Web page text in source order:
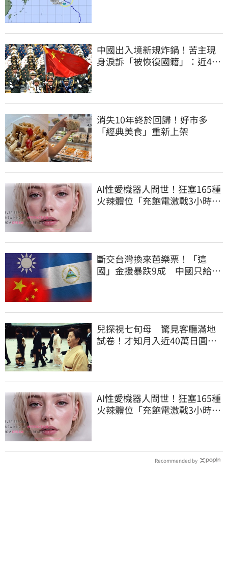
中國出入境新規炸鍋！苦主現
身淚訴「被恢復國籍」：近4億
消失10年終於回歸！好市多
「經典美食」重新上架
AI性愛機器人問世！狂塞165種
火辣體位「充飽電激戰3小時」
斷交台灣換來芭樂票！「這
國」金援暴跌9成 中國只給26
兒探視七旬母 驚見客廳滿地
試卷！才知月入近40萬日圓
AI性愛機器人問世！狂塞165種
火辣體位「充飽電激戰3小時」
Recommended by